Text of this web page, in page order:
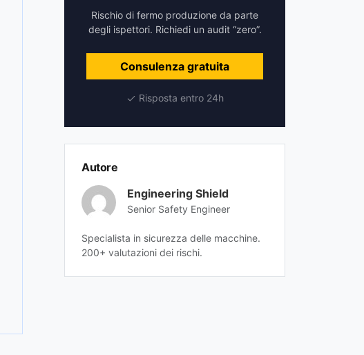
Rischio di fermo produzione da parte
degli ispettori. Richiedi un audit “zero”.
Consulenza gratuita
Risposta entro 24h
Autore
Engineering Shield
Senior Safety Engineer
Specialista in sicurezza delle macchine.
200+ valutazioni dei rischi.